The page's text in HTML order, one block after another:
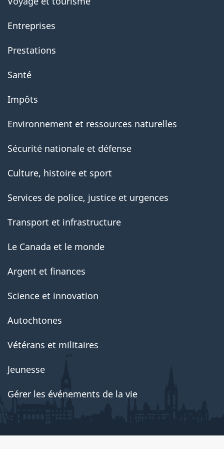
Entreprises
Prestations
Santé
Impôts
Environnement et ressources naturelles
Sécurité nationale et défense
Culture, histoire et sport
Services de police, justice et urgences
Transport et infrastructure
Le Canada et le monde
Argent et finances
Science et innovation
Autochtones
Vétérans et militaires
Jeunesse
Gérer les événements de la vie